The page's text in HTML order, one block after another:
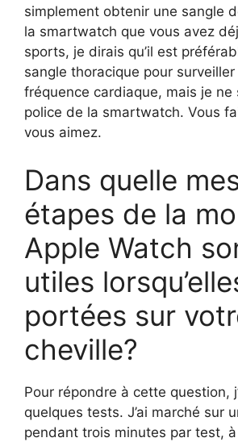
simplement obtenir une sangle
la smartwatch que vous avez
sports, je dirais qu’il est
sangle thoracique pour
fréquence cardiaque, mais je ne
police de la smartwatch. Vous
vous aimez.
Dans quelle
étapes de la
Apple Watch
utiles
portées sur
cheville?
Pour répondre à cette question,
quelques tests. J’ai marché sur
pendant trois minutes par test,